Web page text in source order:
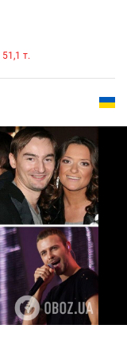
51,1 т.